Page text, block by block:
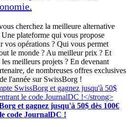
cherchez la meilleure alternative
plateforme qui vous propose
vos opérations ? Qui vous permet
le monde ? Au meilleur prix ? Et
meilleurs projets ? En devenant
de nombreuses offres exclusives
l'année sur SwissBorg !
et gagnez jusqu'à 50$ dès 100€
code JournalDC !